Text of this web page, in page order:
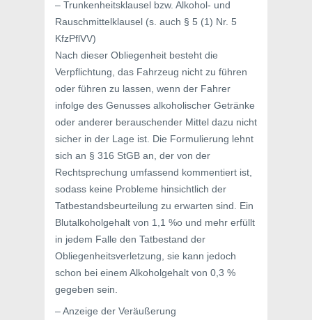
– Trunkenheitsklausel bzw. Alkohol- und
Rauschmittelklausel (s. auch § 5 (1) Nr. 5
KfzPflVV)
Nach dieser Obliegenheit besteht die
Verpflichtung, das Fahrzeug nicht zu führen
oder führen zu lassen, wenn der Fahrer
infolge des Genusses alkoholischer Getränke
oder anderer berauschender Mittel dazu nicht
sicher in der Lage ist. Die Formulierung lehnt
sich an § 316 StGB an, der von der
Rechtsprechung umfassend kommentiert ist,
sodass keine Probleme hinsichtlich der
Tatbestandsbeurteilung zu erwarten sind. Ein
Blutalkoholgehalt von 1,1 %o und mehr erfüllt
in jedem Falle den Tatbestand der
Obliegenheitsverletzung, sie kann jedoch
schon bei einem Alkoholgehalt von 0,3 %
gegeben sein.
– Anzeige der Veräußerung